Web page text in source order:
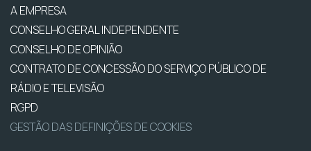
A EMPRESA
CONSELHO GERAL INDEPENDENTE
CONSELHO DE OPINIÃO
CONTRATO DE CONCESSÃO DO SERVIÇO PÚBLICO DE
RÁDIO E TELEVISÃO
RGPD
GESTÃO DAS DEFINIÇÕES DE COOKIES